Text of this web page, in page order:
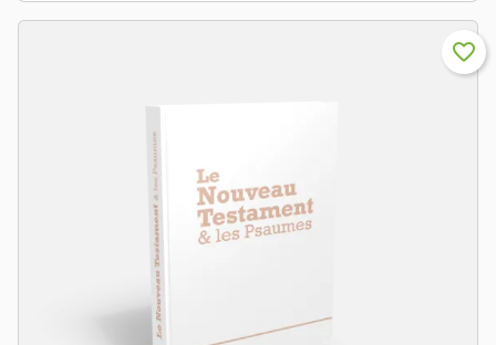
favorite_border